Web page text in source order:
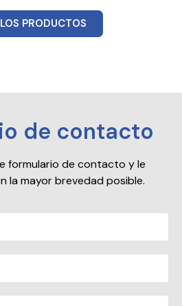
PRODUCTOS
de contacto
formulario de contacto y le
la mayor brevedad posible.